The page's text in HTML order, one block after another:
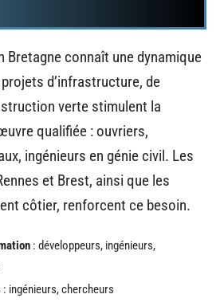
Bretagne connaît une dynamique
d’infrastructure, de
verte stimulent la
qualifiée : ouvriers,
ingénieurs en génie civil. Les
et Brest, ainsi que les
côtier, renforcent ce besoin.
: développeurs, ingénieurs,
: ingénieurs, chercheurs